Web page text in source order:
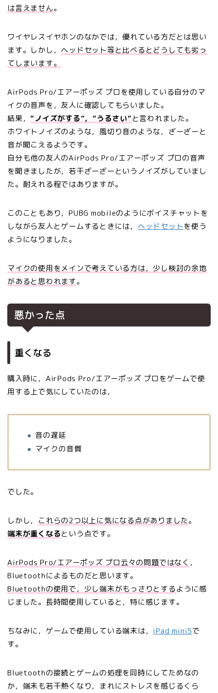
は言えません。
ワイヤレスイヤホンのなかでは，優れている方だとは思い
ます。しかし， ヘッドセット等と比べるとどうしても劣っ
てしまいます。
AirPods Pro/エアーポッズ プロを使用している自分のマ
イクの音声を，友人に確認してもらいました。
結果， ”ノイズがする”，”うるさい”と言われました。
ホワイトノイズのような，風切り音のような，ざーざーと
音が聞こえるようです。
自分も他の友人のAirPods Pro/エアーポッズ プロの音声
を聞きましたが，若干ざーざーというノイズがしていまし
た。耐えれる程ではありますが。
このこともあり，PUBG mobileのようにボイスチャットを
しながら友人とゲームするときには， ヘッドセットを使う
ようになりました。
マイクの使用をメインで考えている方は，少し検討の余地
があると思われます。
悪かった点
重くなる
購入時に，AirPods Pro/エアーポッズ プロをゲームで使
用する上で気にしていたのは，
音の遅延
マイクの音質
でした。
しかし， これらの2つ以上に気になる点がありました。
端末が重くなるという点です。
AirPods Pro/エアーポッズ プロ云々の問題ではなく ，
Bluetoothによるものだと思います。
Bluetoothの使用で，少し端末がもっさりとするように感
じました。長時間使用していると，特に感じます。
ちなみに，ゲームで使用している端末は， iPad mini5で
す。
Bluetoothの接続とゲームの処理を同時にしてためなの
か，端末も若干熱くなり，まれにストレスを感じるくら